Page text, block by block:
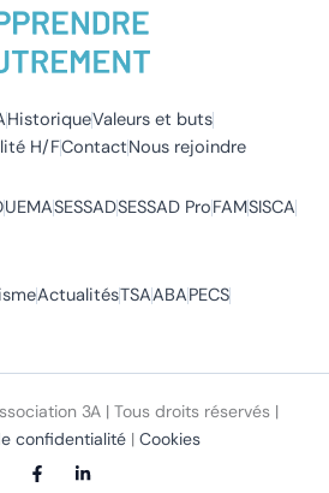
HistoriqueValeurs et buts
H/FContactNous rejoindre
UEMASESSADSESSAD ProFAMSISCA
ActualitésTSAABAPECS
3A | Tous droits réservés |
confidentialité | Cookies
F
a i